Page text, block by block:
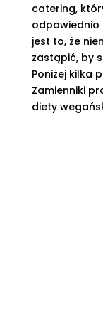
catering,
odpowiednio
jest to, że
zastąpić, by
Poniżej kilka
Zamienniki
diety